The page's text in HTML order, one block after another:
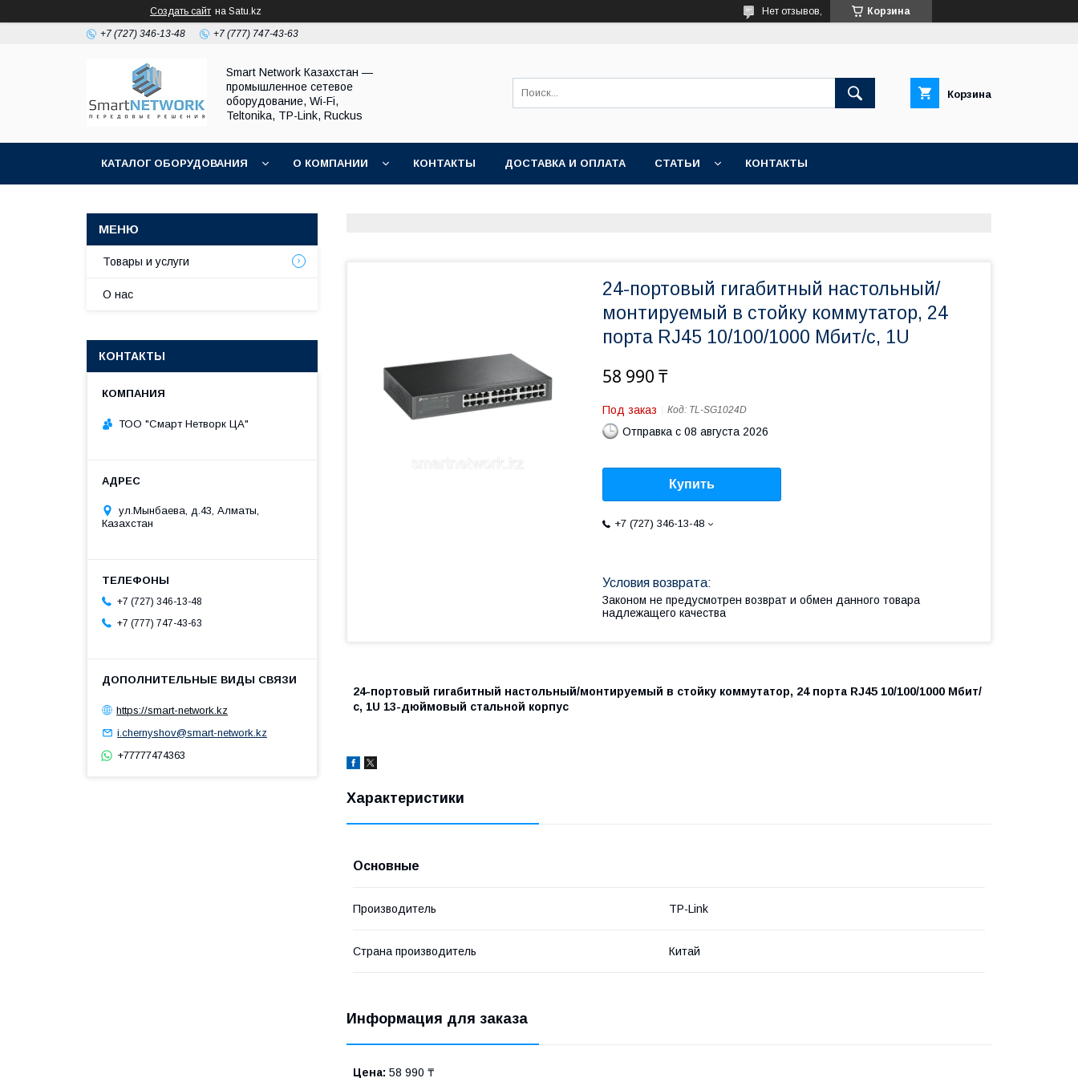
Создать сайт на Satu.kz Корзина
Нет отзывов,
+7 (727) 346-13-48 +7 (777) 747-43-63
Smart Network Казахстан —
промышленное сетевое
оборудование, Wi-Fi,
Teltonika, TP-Link, Ruckus
Корзина
КАТАЛОГ ОБОРУДОВАНИЯ О КОМПАНИИ КОНТАКТЫ ДОСТАВКА И ОПЛАТА СТАТЬИ КОНТАКТЫ
24-портовый гигабитный настольный/
монтируемый в стойку коммутатор, 24
порта RJ45 10/100/1000 Мбит/с, 1U
58 990 ₸
Под заказ Код: TL-SG1024D
Отправка с 08 августа 2026
Купить
+7 (727) 346-13-48
Законом не предусмотрен возврат и обмен данного товара
надлежащего качества
24-портовый гигабитный настольный/монтируемый в стойку коммутатор, 24 порта RJ45 10/100/1000 Мбит/
с, 1U 13-дюймовый стальной корпус
Характеристики
Основные
Производитель TP-Link
Страна производитель Китай
Информация для заказа
Цена: 58 990 ₸
Товары и услуги
О нас
КОНТАКТЫ
ТОО "Смарт Нетворк ЦА"
ул.Мынбаева, д.43, Алматы,
Казахстан
+7 (727) 346-13-48
+7 (777) 747-43-63
https://smart-network.kz
i.chernyshov@smart-network.kz
+77777474363